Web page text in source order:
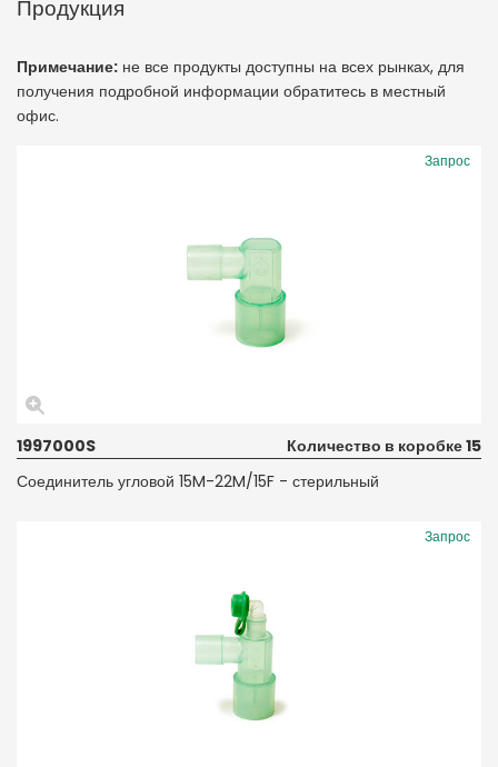
Продукция
Примечание: не все продукты доступны на всех рынках, для
получения подробной информации обратитесь в местный
офис.
Запрос
1997000S
Количество в коробке 15
Соединитель угловой 15M-22M/15F - стерильный
Запрос